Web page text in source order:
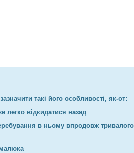
такі його особливості, як-от:
легко відкидатися назад
в ньому впродовж тривалого